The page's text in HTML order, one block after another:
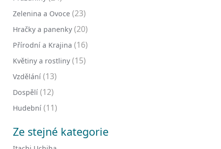
Zelenina a Ovoce (23)
Hračky a panenky (20)
Přírodní a Krajina (16)
Květiny a rostliny (15)
Vzdělání (13)
Dospělí (12)
Hudební (11)
Ze stejné kategorie